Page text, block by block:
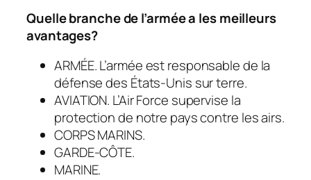
Quelle branche de l’armée a les meilleurs
avantages?
ARMÉE. L’armée est responsable de la
défense des États-Unis sur terre.
AVIATION. L’Air Force supervise la
protection de notre pays contre les airs.
CORPS MARINS.
GARDE-CÔTE.
MARINE.